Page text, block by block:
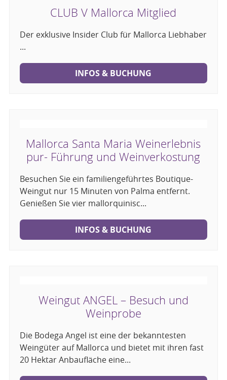
CLUB V Mallorca Mitglied
Der exklusive Insider Club für Mallorca Liebhaber
...
INFOS & BUCHUNG
Mallorca Santa Maria Weinerlebnis
pur- Führung und Weinverkostung
Besuchen Sie ein familiengeführtes Boutique-
Weingut nur 15 Minuten von Palma entfernt.
Genießen Sie vier mallorquinisc...
INFOS & BUCHUNG
Weingut ANGEL – Besuch und
Weinprobe
Die Bodega Angel ist eine der bekanntesten
Weingüter auf Mallorca und bietet mit ihren fast
20 Hektar Anbaufläche eine...